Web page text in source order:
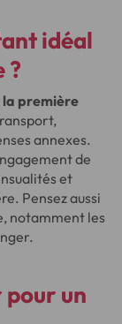
idéal
?
la première
annexes.
de
et
Pensez aussi
notamment les
un